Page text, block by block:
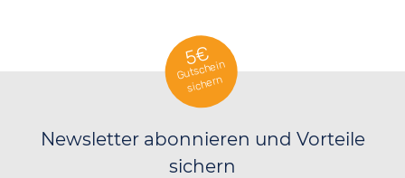
5€
Gutschein
sichern
Newsletter abonnieren und Vorteile
sichern